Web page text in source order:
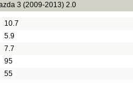
3 (2009-2013) 2.0
10.7
5.9
7.7
95
55